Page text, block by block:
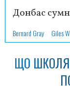
Донбас
Bernard Gray Giles
ЩО